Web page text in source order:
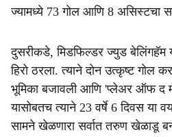
ज्यामध्ये 73 गोल आणि 8 असिस्टचा
दुसरीकडे, मिडफिल्डर ज्युड बेलिंगहॅम
हिरो ठरला. त्याने दोन उत्कृष्ट गोल
भूमिका बजावली आणि 'प्लेअर ऑफ द
यासोबतच त्याने 23 वर्षे 6 दिवस या
सामने खेळणारा सर्वात तरुण खेळाडू